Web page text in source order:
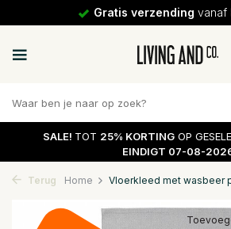
Gratis verzending vanaf
SALE! TOT 25% KORTING OP
EINDIGT 07-08-
Terug Home Vloerkleed met wasbeer